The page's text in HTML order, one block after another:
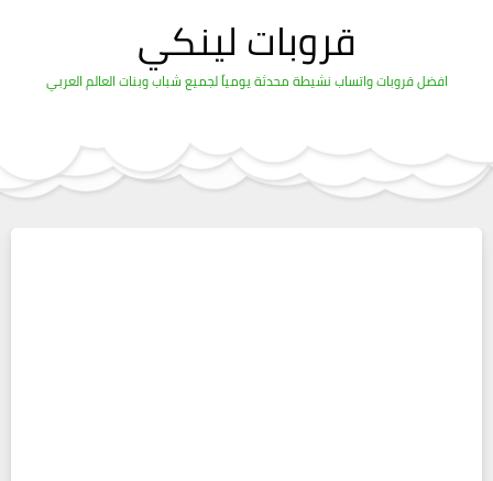
قروبات لينكي
افضل قروبات واتساب نشيطة محدثة يومياً لجميع شباب وبنات العالم العربي